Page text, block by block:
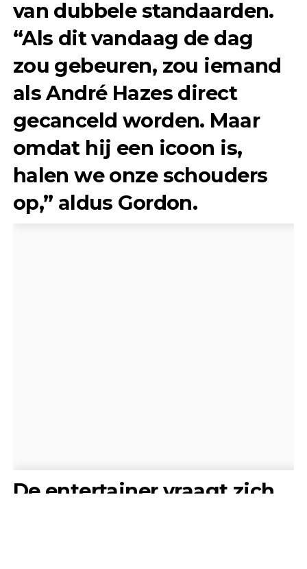
van dubbele standaarden.
“Als dit vandaag de dag
zou gebeuren, zou iemand
als André Hazes direct
gecanceld worden. Maar
omdat hij een icoon is,
halen we onze schouders
op,” aldus Gordon.
De entertainer vraagt zich